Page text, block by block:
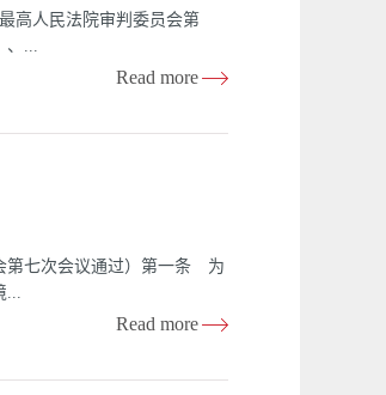
四章 股份有限公司的设立
上市公司组织机构的特
资、减资第十章 公司解散和
高人民法院审判委员会第
、...
自愿达成书面仲裁协议的，
理。当事人未达成书面仲裁
予受理，并书面通知仲裁机
款所称承包方是指以家庭承包
Read more
第七次会议通过）第一条 为
...
Read more